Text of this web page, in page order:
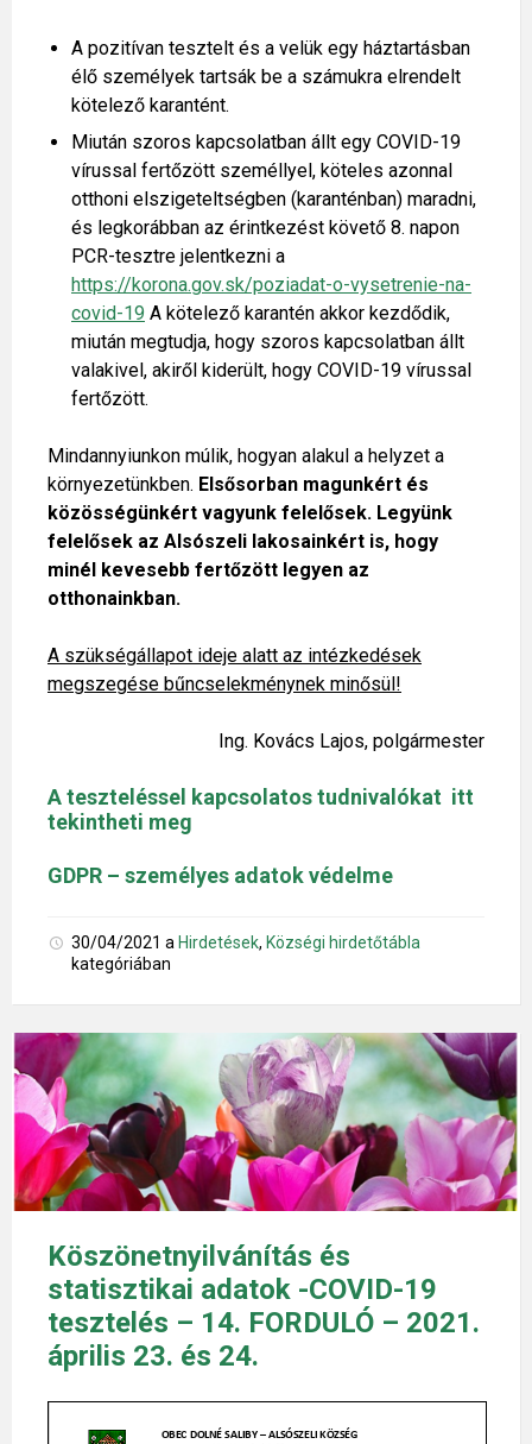
A pozitívan tesztelt és a velük egy háztartásban
élő személyek tartsák be a számukra elrendelt
kötelező karantént.
Miután szoros kapcsolatban állt egy COVID-19
vírussal fertőzött személlyel, köteles azonnal
otthoni elszigeteltségben (karanténban) maradni,
és legkorábban az érintkezést követő 8. napon
PCR-tesztre jelentkezni a
https://korona.gov.sk/poziadat-o-vysetrenie-na-
covid-19 A kötelező karantén akkor kezdődik,
miután megtudja, hogy szoros kapcsolatban állt
valakivel, akiről kiderült, hogy COVID-19 vírussal
fertőzött.
Mindannyiunkon múlik, hogyan alakul a helyzet a
környezetünkben. Elsősorban magunkért és
közösségünkért vagyunk felelősek. Legyünk
felelősek az Alsószeli lakosainkért is, hogy
minél kevesebb fertőzött legyen az
otthonainkban.
A szükségállapot ideje alatt az intézkedések
megszegése bűncselekménynek minősül!
Ing. Kovács Lajos, polgármester
A teszteléssel kapcsolatos tudnivalókat itt
tekintheti meg
GDPR – személyes adatok védelme
30/04/2021 a Hirdetések, Községi hirdetőtábla
kategóriában
Köszönetnyilvánítás és
statisztikai adatok -COVID-19
tesztelés – 14. FORDULÓ – 2021.
április 23. és 24.